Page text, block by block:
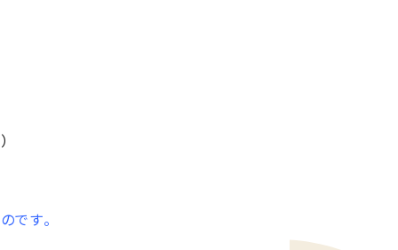
です。